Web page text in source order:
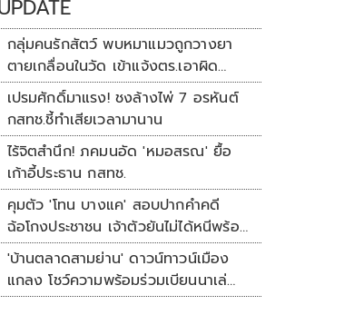
กลุ่มคนรักสัตว์ พบหมาแมวถูกวางยา
ตายเกลื่อนในวัด เข้าแจ้งตร.เอาผิด
ทารุณสัตว์
เปรมศักดิ์มาแรง! ชงล้างไพ่ 7 อรหันต์
กสทช.ชี้ทำเสียเวลามานาน
ไร้จิตสำนึก! ภคมนอัด 'หมอสรณ' ยื้อ
เก้าอี้ประธาน กสทช.
คุมตัว 'โทน บางแค' สอบปากคำคดี
ฉ้อโกงประชาชน เจ้าตัวยันไม่ได้หนีพร้อม
สู้คดี
'บ้านตลาดสามย่าน' ดาวน์ทาวน์เมือง
แกลง โชว์ความพร้อมร่วมเบียนนาเล่
ระยอง